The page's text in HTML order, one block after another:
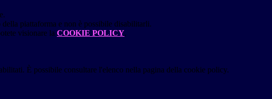
piattaforma e non è possibile disabilitarli.
visionare la COOKIE POLICY.
È possibile consultare l'elenco nella pagina della cookie policy.